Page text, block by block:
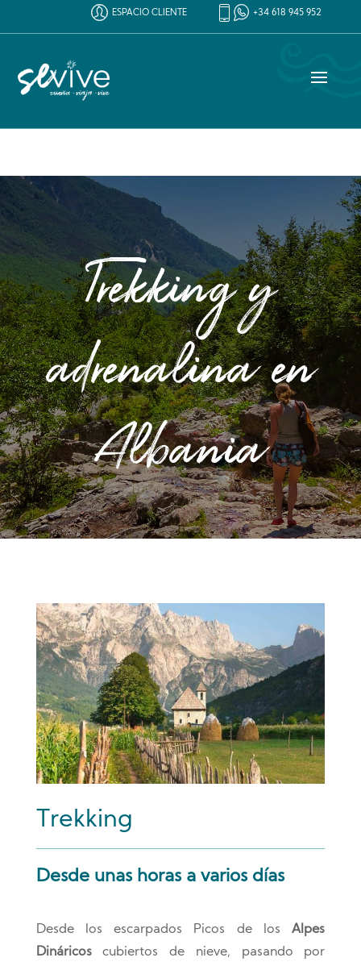
ESPACIO CLIENTE +34 618 945 952
Trekking y
adrenalina en
Albania
Trekking
Desde unas horas a varios días
Desde los escarpados Picos de losAlpes
Dináricoscubiertos de nieve, pasando por